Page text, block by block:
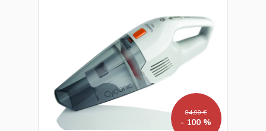
84,90 €
- 100 %